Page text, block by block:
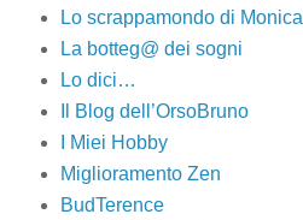
Lo scrappamondo di Monica
La botteg@ dei sogni
Lo dici…
Il Blog dell’OrsoBruno
I Miei Hobby
Miglioramento Zen
BudTerence